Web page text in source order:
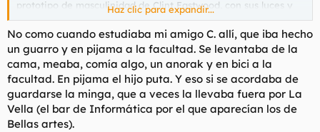
prototipo de masculinidad de Clint Eastwood, con sus luces y
sus sombras. Y esto está pasando ahora mismo.Tendrías que
ver a los chavales de primero de bellas artes donde si no
llevas un signo estético de disolución de tu masculinidad
estás condenado al ostracismo.
Haz clic para expandir...
No como cuando estudiaba mi amigo C. allí, que iba hecho
un guarro y en pijama a la facultad. Se levantaba de la
cama, meaba, comía algo, un anorak y en bici a la
facultad. En pijama el hijo puta. Y eso si se acordaba de
guardarse la minga, que a veces la llevaba fuera por La
Vella (el bar de Informática por el que aparecían los de
Bellas artes).